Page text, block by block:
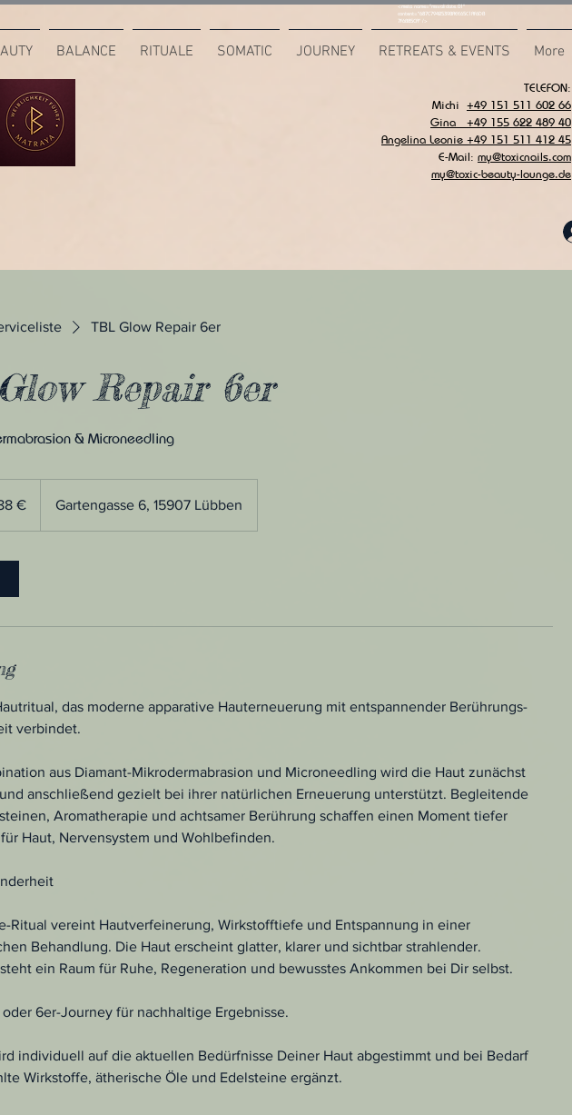
<meta name="msvalidate.01"
content="687C7942539BAEE65C1AF6DB
7F6B85CA" />
BALANCE RITUALE SOMATIC JOURNEY RETREATS & EVENTS More
TELEFON:
Michi +49 151 511 602 66
Gina +49 155 622 489 40
Angelina Leonie +49 151 511 412 45
E-Mail: my@toxicnails.com
my@toxic-beauty-lounge.de
TBL Glow Repair 6er
Repair 6er
& Microneedling
€ Gartengasse 6, 15907 Lübben
das moderne apparative Hauterneuerung mit entspannender Berührungs-
verbindet.
aus Diamant-Mikrodermabrasion und Microneedling wird die Haut zunächst
anschließend gezielt bei ihrer natürlichen Erneuerung unterstützt. Begleitende
Aromatherapie und achtsamer Berührung schaffen einen Moment tiefer
Haut, Nervensystem und Wohlbefinden.
Ritual vereint Hautverfeinerung, Wirkstofftiefe und Entspannung in einer
Behandlung. Die Haut erscheint glatter, klarer und sichtbar strahlender.
ein Raum für Ruhe, Regeneration und bewusstes Ankommen bei Dir selbst.
6er-Journey für nachhaltige Ergebnisse.
individuell auf die aktuellen Bedürfnisse Deiner Haut abgestimmt und bei Bedarf
Wirkstoffe, ätherische Öle und Edelsteine ergänzt.